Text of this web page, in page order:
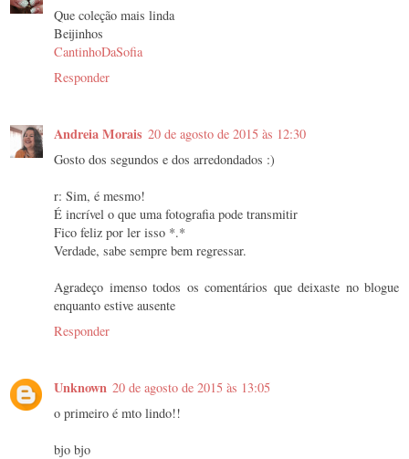
Que coleção mais linda
Beijinhos
CantinhoDaSofia
Responder
Andreia Morais 20 de agosto de 2015 às 12:30
Gosto dos segundos e dos arredondados :)
r: Sim, é mesmo!
É incrível o que uma fotografia pode transmitir
Fico feliz por ler isso *.*
Verdade, sabe sempre bem regressar.
Agradeço imenso todos os comentários que deixaste no blogue
enquanto estive ausente
Responder
Unknown 20 de agosto de 2015 às 13:05
o primeiro é mto lindo!!
bjo bjo